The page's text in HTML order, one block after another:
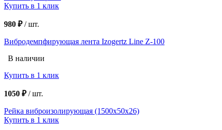
Купить в 1 клик
980 ₽/шт.
Вибродемпфирующая лента Izogertz Line Z-100
В наличии
Купить в 1 клик
1050 ₽/шт.
Рейка виброизолирующая (1500х50х26)
Купить в 1 клик